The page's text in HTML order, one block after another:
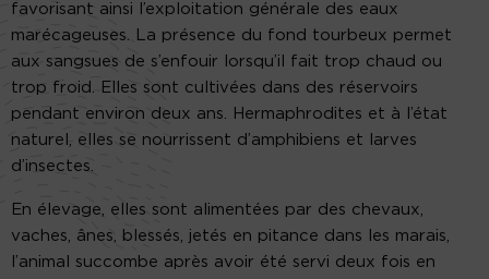
favorisant ainsi l’exploitation générale des eaux
marécageuses. La présence du fond tourbeux permet
aux sangsues de s’enfouir lorsqu’il fait trop chaud ou
trop froid. Elles sont cultivées dans des réservoirs
pendant environ deux ans. Hermaphrodites et à l’état
naturel, elles se nourrissent d’amphibiens et larves
d’insectes.
En élevage, elles sont alimentées par des chevaux,
vaches, ânes, blessés, jetés en pitance dans les marais,
l’animal succombe après avoir été servi deux fois en